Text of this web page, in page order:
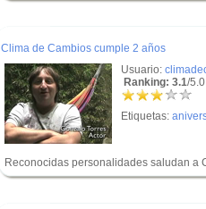
Clima de Cambios cumple 2 años
Usuario:
Ranking: 3.1/
Etiquetas:
Reconocidas personalidades saludan a